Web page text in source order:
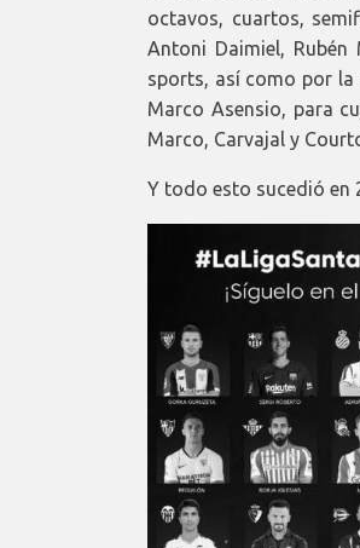
octavos, cuartos,
Antoni Daimiel,
sports, así como por
Marco Asensio, para
Marco, Carvajal y
Y todo esto sucedió en